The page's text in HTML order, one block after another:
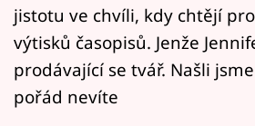
Sledujte nás
jistotu ve chvíli, kdy chtějí
výtisků časopisů. Jenže
prodávající se tvář. Našli
pořád nevíte